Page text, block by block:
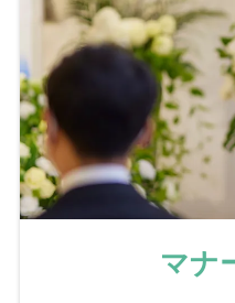
マナ